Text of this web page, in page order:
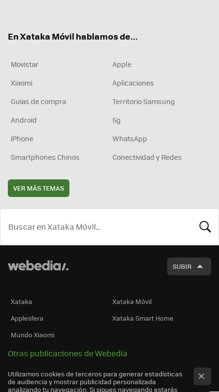
En Xataka Móvil hablamos de...
Movistar
Apple
Xiaomi
Aplicaciones
Guías de compra
Territorio Samsung
Android
5g
iPhone
WhatsApp
Smartphones Chinos
Conectividad y Redes
VER MÁS TEMAS
SUBIR
Xataka
Xataka Móvil
Applesfera
Xataka Smart Home
Mundo Xiaomi
Otras publicaciones de Webedia
Utilizamos cookies de terceros para generar estadísticas
de audiencia y mostrar publicidad personalizada
analizando tu navegación. Si sigues navegando estarás